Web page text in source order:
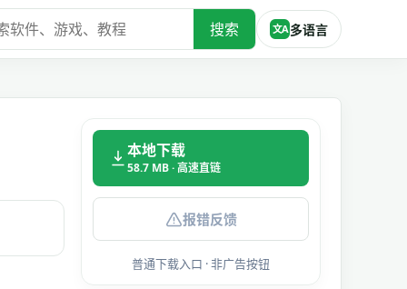
搜索 文A 多语言
本地下载
58.7 MB · 高速直链
报错反馈
普通下载入口 · 非广告按钮